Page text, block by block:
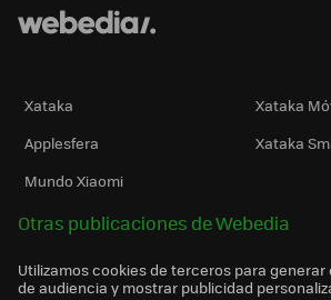
Xataka
Xataka
Applesfera
Xataka
Mundo Xiaomi
Otras publicaciones de Webedia
Utilizamos cookies de terceros para
de audiencia y mostrar publicidad